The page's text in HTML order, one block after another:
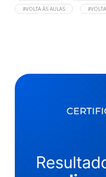
#VOLTA ÀS AULAS